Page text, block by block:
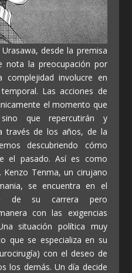
desde la premisa
nota la preocupación por
complejidad involucre en
Las acciones de
el momento que
que repercutirán y
través de los años, de la
descubriendo cómo
el pasado. Así es como
Kenzo Tenma, un cirujano
se encuentra en el
de su carrera pero
con las exigencias
situación política muy
que se especializa en su
con el deseo de
los demás. Un día decide